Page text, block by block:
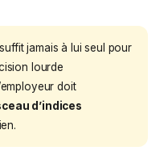
jamais à lui seul pour
lourde
doit
d’indices